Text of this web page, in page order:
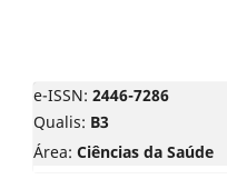
e-ISSN: 2446-7286
Qualis: B3
Área: Ciências da Saúde